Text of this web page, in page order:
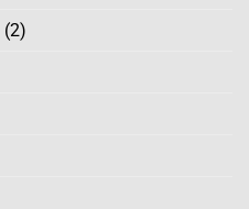
(2)